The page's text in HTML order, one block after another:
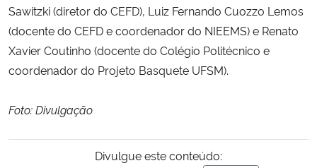
Sawitzki (diretor do CEFD), Luiz Fernando Cuozzo Lemos
(docente do CEFD e coordenador do NIEEMS) e Renato
Xavier Coutinho (docente do Colégio Politécnico e
coordenador do Projeto Basquete UFSM).
Foto: Divulgação
Divulgue este conteúdo: